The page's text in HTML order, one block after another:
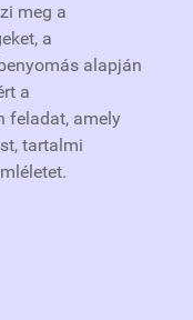
meg a
a
alapján
a
feladat, amely
tartalmi